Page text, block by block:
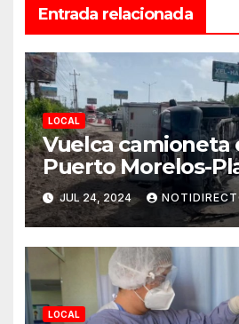
Entrada relacionada
LOCAL
Vuelca camioneta
Puerto Morelos-
Carmen
JUL 24, 2024
LOCAL